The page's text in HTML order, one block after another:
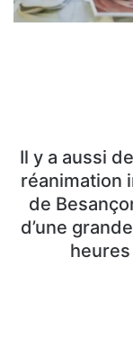
Il y a aussi
réanimation
de
d’une